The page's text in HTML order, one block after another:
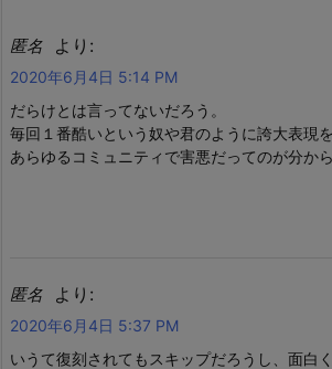
匿名 より:
2020年6月4日 5:14 PM
だらけとは言ってないだろう。
毎回１番酷いという奴や君のように誇大表現
あらゆるコミュニティで害悪だってのが分か
匿名 より:
2020年6月4日 5:37 PM
いうて復刻されてもスキップだろうし、面白